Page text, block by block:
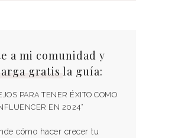
a mi comunidad y
gratis la guía:
PARA TENER ÉXITO COMO
EN 2024”
cómo hacer crecer tu